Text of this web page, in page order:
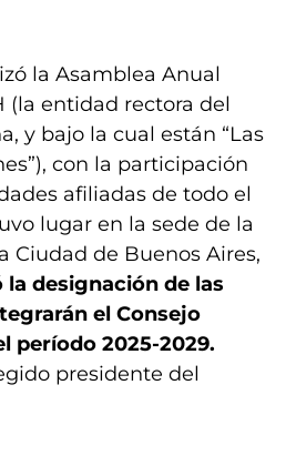
la Asamblea Anual
(la entidad rectora del
y bajo la cual están “Las
con la participación
afiliadas de todo el
lugar en la sede de la
Ciudad de Buenos Aires,
designación de las
el Consejo
período 2025-2029.
presidente del